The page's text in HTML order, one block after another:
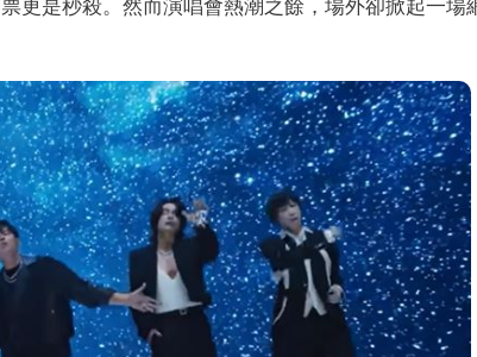
更是秒殺。然而演唱會熱潮之餘，場外卻掀起一場